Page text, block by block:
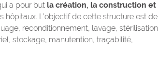
a pour but la création, la construction et
hôpitaux. L’objectif de cette structure est de
reconditionnement, lavage, stérilisation
stockage, manutention, traçabilité,